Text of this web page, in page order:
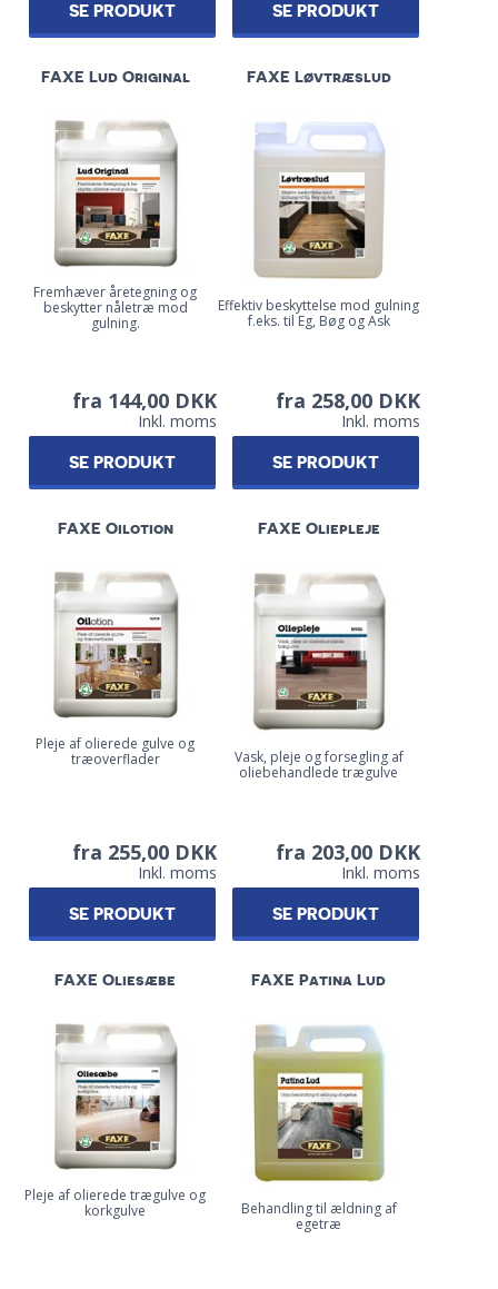
SE PRODUKT SE PRODUKT
FAXE Lud Original
Fremhæver åretegning og
beskytter nåletræ mod
gulning.
fra 144,00 DKK
Inkl. moms
SE PRODUKT
FAXE Løvtræslud
Effektiv beskyttelse mod gulning
f.eks. til Eg, Bøg og Ask
fra 258,00 DKK
Inkl. moms
SE PRODUKT
FAXE Oilotion
Pleje af olierede gulve og
træoverflader
fra 255,00 DKK
Inkl. moms
SE PRODUKT
FAXE Oliepleje
Vask, pleje og forsegling af
oliebehandlede trægulve
fra 203,00 DKK
Inkl. moms
SE PRODUKT
FAXE Oliesæbe
Pleje af olierede trægulve og
korkgulve
FAXE Patina Lud
Behandling til ældning af
egetræ